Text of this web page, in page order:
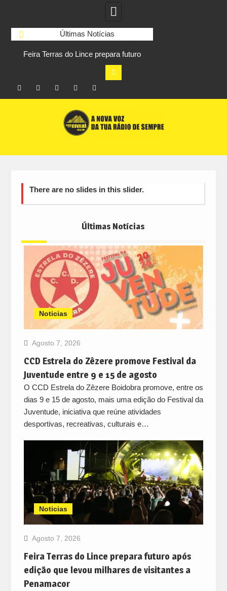
Últimas Notícias
Feira Terras do Lince prepara futuro
após edição que levou milhares de
visitantes a Penamacor
RCC
Ar
There are no slides in this slider.
Últimas Notícias
Noticias
Agosto 7, 2026
CCD Estrela do Zêzere promove Festival da
Juventude entre 9 e 15 de agosto
O CCD Estrela do Zêzere Boidobra promove, entre os
dias 9 e 15 de agosto, mais uma edição do Festival da
Juventude, iniciativa que reúne atividades
desportivas, recreativas, culturais e…
Noticias
Agosto 7, 2026
Feira Terras do Lince prepara futuro após
edição que levou milhares de visitantes a
Penamacor